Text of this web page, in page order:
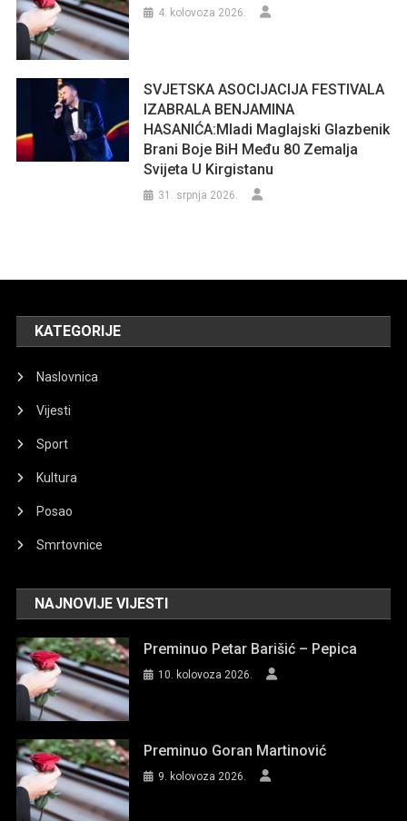
4. kolovoza 2026.
SVJETSKA ASOCIJACIJA FESTIVALA
IZABRALA BENJAMINA
HASANIĆA:Mladi Maglajski Glazbenik
Brani Boje BiH Među 80 Zemalja
Svijeta U Kirgistanu
31. srpnja 2026.
KATEGORIJE
Naslovnica
Vijesti
Sport
Kultura
Posao
Smrtovnice
NAJNOVIJE VIJESTI
Preminuo Petar Barišić – Pepica
10. kolovoza 2026.
Preminuo Goran Martinović
9. kolovoza 2026.